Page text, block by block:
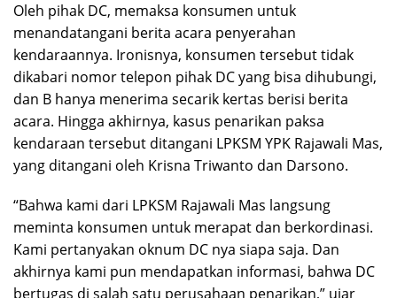
Oleh pihak DC, memaksa konsumen untuk
menandatangani berita acara penyerahan
kendaraannya. Ironisnya, konsumen tersebut tidak
dikabari nomor telepon pihak DC yang bisa dihubungi,
dan B hanya menerima secarik kertas berisi berita
acara. Hingga akhirnya, kasus penarikan paksa
kendaraan tersebut ditangani LPKSM YPK Rajawali Mas,
yang ditangani oleh Krisna Triwanto dan Darsono.
“Bahwa kami dari LPKSM Rajawali Mas langsung
meminta konsumen untuk merapat dan berkordinasi.
Kami pertanyakan oknum DC nya siapa saja. Dan
akhirnya kami pun mendapatkan informasi, bahwa DC
bertugas di salah satu perusahaan penarikan,” ujar